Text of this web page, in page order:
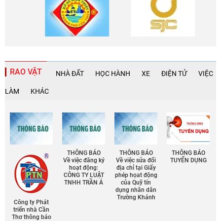
RAO VẶT NHÀ ĐẤT HỌC HÀNH XE ĐIỆN TỬ VIỆC
LÀM KHÁC
Công ty Phát
triển nhà Cần
Thơ thông báo
THÔNG BÁO
Về việc đăng ký
hoạt động:
CÔNG TY LUẬT
TNHH TRẦN Á
THÔNG BÁO
Về việc sửa đổi
địa chỉ tại Giấy
phép họat động
của Quỹ tín
dụng nhân dân
Trường Khánh
THÔNG BÁO
TUYỂN DỤNG